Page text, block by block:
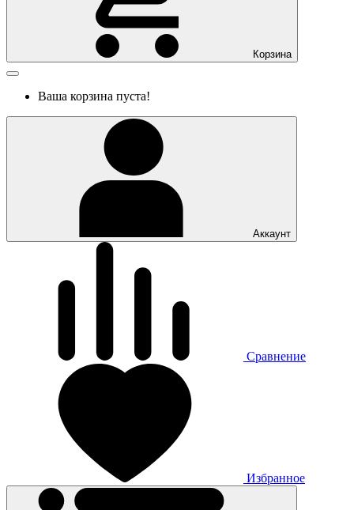
Корзина
Ваша корзина пуста!
Аккаунт
Сравнение
Избранное